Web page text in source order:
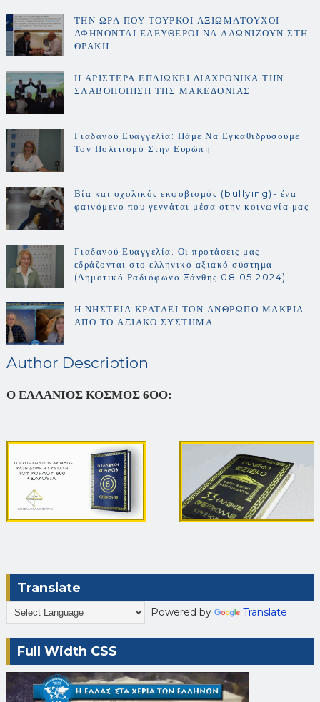
ΤΗΝ ΩΡΑ ΠΟΥ ΤΟΥΡΚΟΙ ΑΞΙΩΜΑΤΟΥΧΟΙ
ΑΦΗΝΟΝΤΑΙ ΕΛΕΥΘΕΡΟΙ ΝΑ ΑΛΩΝΙΖΟΥΝ ΣΤΗ
ΘΡΑΚΗ ...
Η ΑΡΙΣΤΕΡΑ ΕΠΔΙΩΚΕΙ ΔΙΑΧΡΟΝΙΚΑ ΤΗΝ
ΣΛΑΒΟΠΟΙΗΣΗ ΤΗΣ ΜΑΚΕΔΟΝΙΑΣ
Γιαδανού Ευαγγελία: Πάμε Να Εγκαθιδρύσουμε
Τον Πολιτισμό Στην Ευρώπη
Βία και σχολικός εκφοβισμός (bullying)- ένα
φαινόμενο που γεννάται μέσα στην κοινωνία μας
Γιαδανού Ευαγγελία: Οι προτάσεις μας
εδράζονται στο ελληνικό αξιακό σύστημα
(Δημοτικό Ραδιόφωνο Ξάνθης 08.05.2024)
Η ΝΗΣΤΕΙΑ ΚΡΑΤΑΕΙ ΤΟΝ ΑΝΘΡΩΠΟ ΜΑΚΡΙΑ
ΑΠΟ ΤΟ ΑΞΙΑΚΟ ΣΥΣΤΗΜΑ
Author Description
Ο ΕΛΛΑΝΙΟΣ ΚΟΣΜΟΣ 6ΟΟ:
Translate
Powered by Translate
Full Width CSS